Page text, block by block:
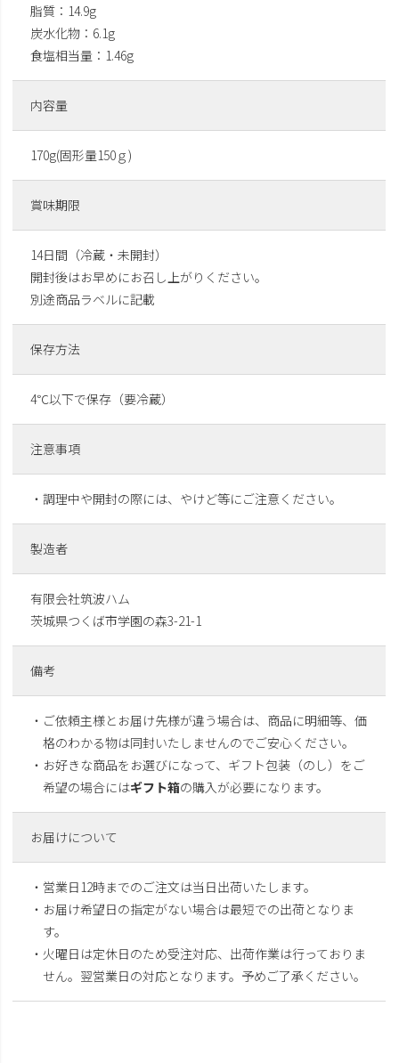
脂質：14.9g
炭水化物：6.1g
食塩相当量：1.46g
内容量
170g(固形量150ｇ)
賞味期限
14日間（冷蔵・未開封）
開封後はお早めにお召し上がりください。
別途商品ラベルに記載
保存方法
4℃以下で保存（要冷蔵）
注意事項
・調理中や開封の際には、やけど等にご注意ください。
製造者
有限会社筑波ハム
茨城県つくば市学園の森3-21-1
備考
・ご依頼主様とお届け先様が違う場合は、商品に明細等、価
格のわかる物は同封いたしませんのでご安心ください。
・お好きな商品をお選びになって、ギフト包装（のし）をご
希望の場合にはギフト箱の購入が必要になります。
お届けについて
・営業日12時までのご注文は当日出荷いたします。
・お届け希望日の指定がない場合は最短での出荷となりま
す。
・火曜日は定休日のため受注対応、出荷作業は行っておりま
せん。翌営業日の対応となります。予めご了承ください。